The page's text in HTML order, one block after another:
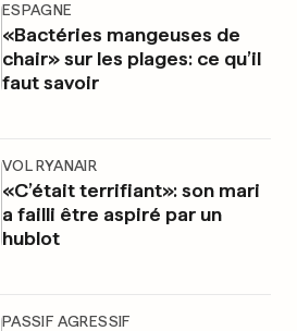
ESPAGNE
«Bactéries mangeuses de
chair» sur les plages: ce qu’il
faut savoir
VOL RYANAIR
«C’était terrifiant»: son mari
a failli être aspiré par un
hublot
PASSIF AGRESSIF